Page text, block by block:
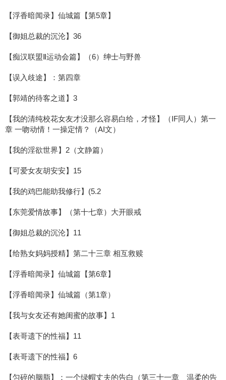
【浮香暗闻录】仙城篇【第5章】
【御姐总裁的沉沦】36
【痴汉联盟Ⅱ运动会篇】（6）绅士与野兽
【误入歧途】：第四章
【郭靖的待客之道】3
【我的清纯校花女友才没那么容易白给，才怪】（IF同人）第一
章 一吻动情！一操定情？（AI文）
【我的淫欲世界】2（文静篇）
【可爱女友胡安安】15
【我的鸡巴能助我修行】(5.2
【东莞爱情故事】（第十七章）大开眼戒
【御姐总裁的沉沦】11
【给熟女妈妈授精】第二十三章 相互救赎
【浮香暗闻录】仙城篇【第6章】
【浮香暗闻录】仙城篇（第1章）
【我与女友还有她闺蜜的故事】1
【表哥遗下的性福】11
【表哥遗下的性福】6
【匀碎的胭脂】：一个绿帽丈夫的告白（第三十一章 温柔的告